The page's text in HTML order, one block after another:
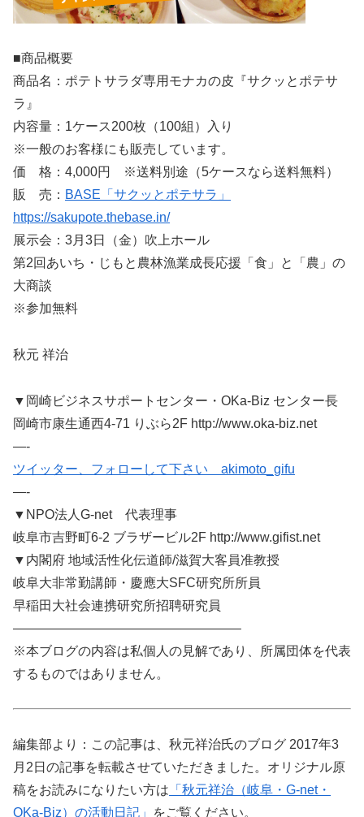
■商品概要
商品名：ポテトサラダ専用モナカの皮『サクッとポテサ
ラ』
内容量：1ケース200枚（100組）入り
※一般のお客様にも販売しています。
価 格：4,000円 ※送料別途（5ケースなら送料無料）
販 売： BASE「サクッとポテサラ」
https://sakupote.thebase.in/
展示会：3月3日（金）吹上ホール
第2回あいち・じもと農林漁業成長応援「食」と「農」の
大商談
※参加無料
秋元 祥治
▼岡崎ビジネスサポートセンター・OKa-Biz センター長
岡崎市康生通西4-71 りぶら2F http://www.oka-biz.net
—-
ツイッター、フォローして下さい akimoto_gifu
—-
▼NPO法人G-net 代表理事
岐阜市吉野町6-2 ブラザービル2F http://www.gifist.net
▼内閣府 地域活性化伝道師/滋賀大客員准教授
岐阜大非常勤講師・慶應大SFC研究所所員
早稲田大社会連携研究所招聘研究員
—————————————————–
※本ブログの内容は私個人の見解であり、所属団体を代表
するものではありません。
編集部より：この記事は、秋元祥治氏のブログ 2017年3
月2日の記事を転載させていただきました。オリジナル原
稿をお読みになりたい方は 「秋元祥治（岐阜・G-net・
OKa-Biz）の活動日記」
をご覧ください。